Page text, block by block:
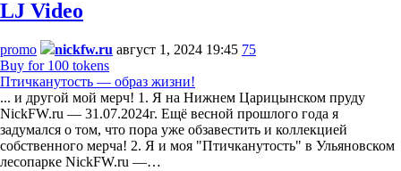
LJ Video
promo nickfw.ru август 1, 2024 19:45 75
Buy for 100 tokens
Птичканутость — образ жизни!
... и другой мой мерч! 1. Я на Нижнем Царицынском пруду
NickFW.ru — 31.07.2024г. Ещё весной прошлого года я
задумался о том, что пора уже обзавестить и коллекцией
собственного мерча! 2. Я и моя "Птичканутость" в Ульяновском
лесопарке NickFW.ru —…